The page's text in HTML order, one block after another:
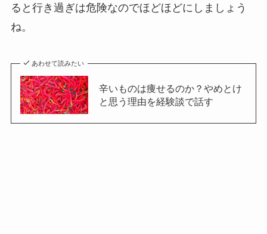
ると行き過ぎは危険なのでほどほどにしましょう
ね。
あわせて読みたい
辛いものは痩せるのか？やめとけ
と思う理由を経験談で話す